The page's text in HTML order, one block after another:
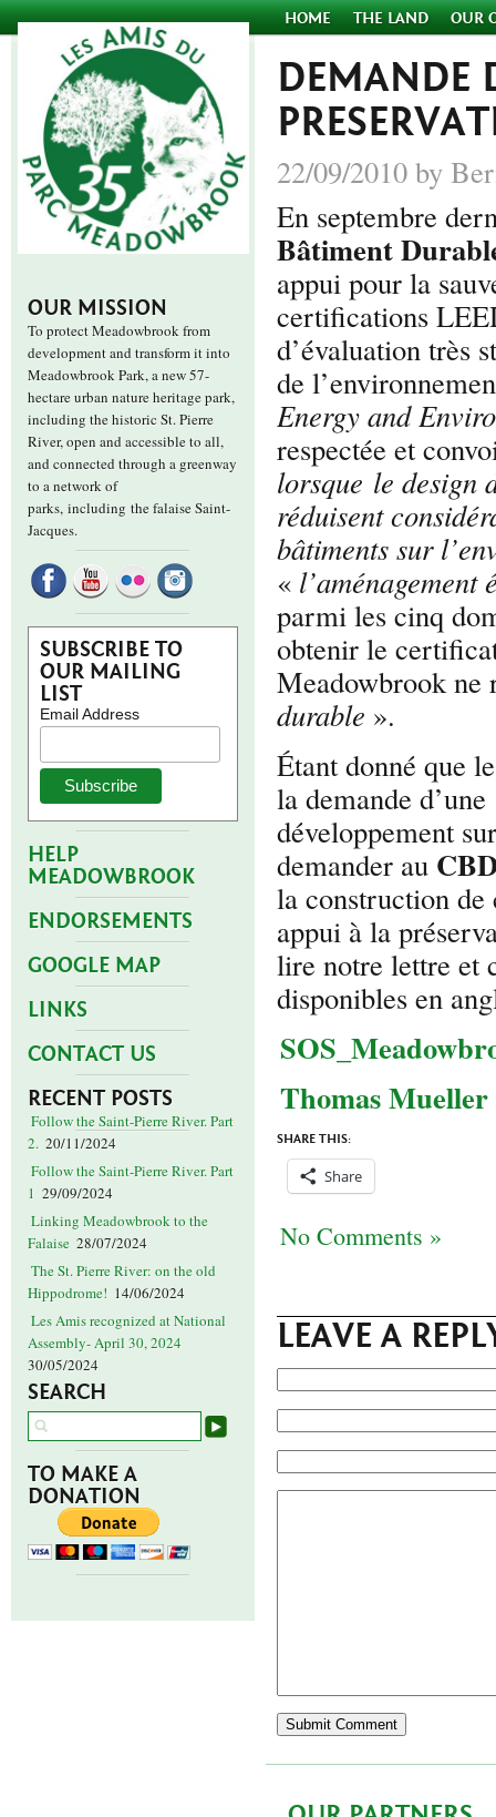
HOME THE LAND OUR
OUR MISSION
To protect Meadowbrook from
development and transform it into
Meadowbrook Park, a new 57-
hectare urban nature heritage park,
including the historic St. Pierre
River, open and accessible to all,
and connected through a greenway
to a network of
parks, including the falaise Saint-
Jacques.
SUBSCRIBE TO
OUR MAILING
LIST
Email Address
HELP
MEADOWBROOK
ENDORSEMENTS
GOOGLE MAP
LINKS
CONTACT US
RECENT POSTS
Follow the Saint-Pierre River. Part
2. 20/11/2024
Follow the Saint-Pierre River. Part
1 29/09/2024
Linking Meadowbrook to the
Falaise 28/07/2024
The St. Pierre River: on the old
Hippodrome! 14/06/2024
Les Amis recognized at National
Assembly- April 30, 2024
30/05/2024
SEARCH
TO MAKE A
DONATION
DEMANDE
22/09/2010 by
En septembre
Bâtiment
appui pour la
certifications
d’évaluation très
de
Energy and
respectée et
lorsque le design
réduisent
bâtiments sur
« l’aménagement
parmi les cinq
obtenir le
Meadowbrook ne
durable ».
Étant donné que
la demande
développement
demander au
la construction de
appui à la
lire notre lettre et
disponibles en
Thomas
SHARE THIS:
Share
No Comments »
LEAVE A